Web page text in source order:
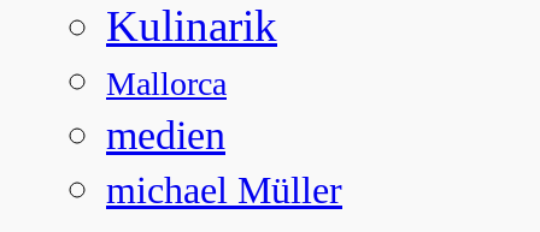
Kulinarik
Mallorca
medien
michael Müller